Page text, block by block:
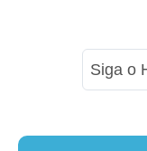
Siga o